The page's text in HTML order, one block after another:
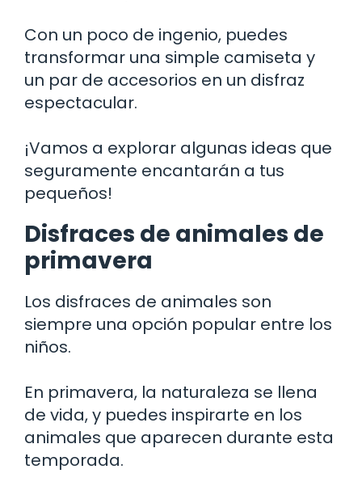
Con un poco de ingenio, puedes
transformar una simple camiseta y
un par de accesorios en un disfraz
espectacular.
¡Vamos a explorar algunas ideas que
seguramente encantarán a tus
pequeños!
Disfraces de animales de
primavera
Los disfraces de animales son
siempre una opción popular entre los
niños.
En primavera, la naturaleza se llena
de vida, y puedes inspirarte en los
animales que aparecen durante esta
temporada.